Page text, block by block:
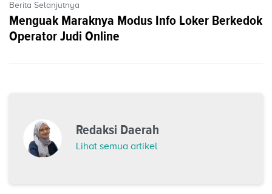
Berita Selanjutnya
Menguak Maraknya Modus Info Loker Berkedok
Operator Judi Online
Redaksi Daerah
Lihat semua artikel